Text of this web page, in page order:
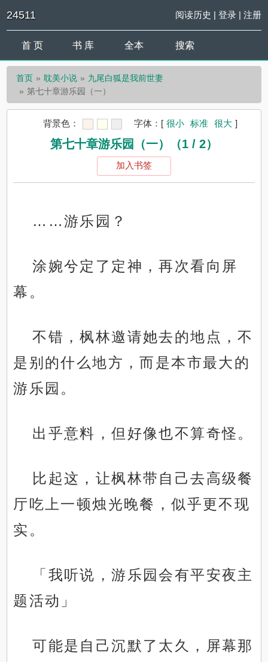
24511 阅读历史 | 登录| 注册
首 页 书 库 全本 搜索
首页 耽美小说
九尾白狐是我前世妻
第七十章游乐园（一）
背景色： 字体： [ 很小 标准 很大 ]
第七十章游乐园（一）（1 / 2）
加入书签
……游乐园？
涂婉兮定了定神，再次看向屏
幕。
不错，枫林邀请她去的地点，不
是别的什么地方，而是本市最大的
游乐园。
出乎意料，但好像也不算奇怪。
比起这，让枫林带自己去高级餐
厅吃上一顿烛光晚餐，似乎更不现
实。
「我听说，游乐园会有平安夜主
题活动」
可能是自己沉默了太久，屏幕那